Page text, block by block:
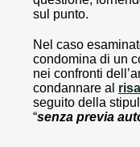
sul punto.
Nel caso
condomina di un
nei confronti
condannare al
seguito della
“senza previa